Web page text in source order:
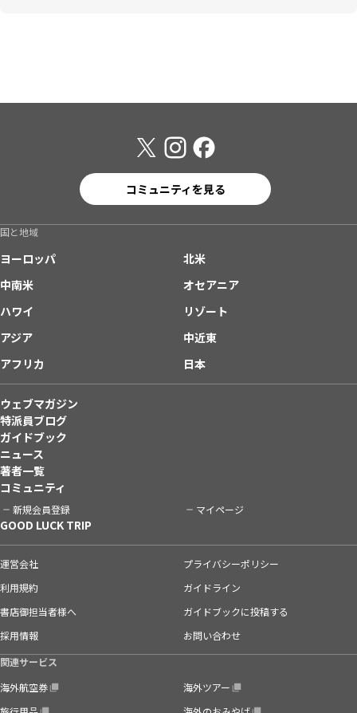
コミュニティを見る
国と地域
ヨーロッパ
北米
中南米
オセアニア
ハワイ
リゾート
アジア
中近東
アフリカ
日本
ウェブマガジン
特派員ブログ
ガイドブック
ニュース
著者一覧
コミュニティ
新規会員登録 マイページ
GOOD LUCK TRIP
運営会社
プライバシーポリシー
利用規約
ガイドライン
書店御担当者様へ
ガイドブックに投稿する
採用情報
お問い合わせ
関連サービス
海外航空券
海外ツアー